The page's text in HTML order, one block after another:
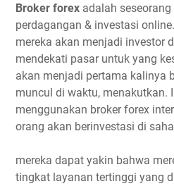
Broker forex adalah
perdagangan & investasi
mereka akan menjadi investor
mendekati pasar untuk yang
akan menjadi pertama kalinya
muncul di waktu, menakutkan.
menggunakan broker forex
orang akan berinvestasi di
mereka dapat yakin bahwa
tingkat layanan tertinggi yang